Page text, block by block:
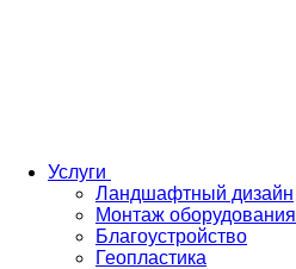
Услуги
Ландшафтный дизайн
Монтаж оборудования
Благоустройство
Геопластика